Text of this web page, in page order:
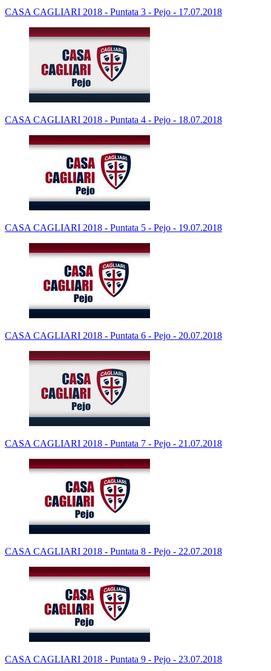
CASA CAGLIARI 2018 - Puntata 3 - Pejo - 17.07.2018
CASA CAGLIARI 2018 - Puntata 4 - Pejo - 18.07.2018
CASA CAGLIARI 2018 - Puntata 5 - Pejo - 19.07.2018
CASA CAGLIARI 2018 - Puntata 6 - Pejo - 20.07.2018
CASA CAGLIARI 2018 - Puntata 7 - Pejo - 21.07.2018
CASA CAGLIARI 2018 - Puntata 8 - Pejo - 22.07.2018
CASA CAGLIARI 2018 - Puntata 9 - Pejo - 23.07.2018